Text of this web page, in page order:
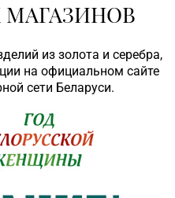
из золота и серебра,
на официальном сайте
сети Беларуси.